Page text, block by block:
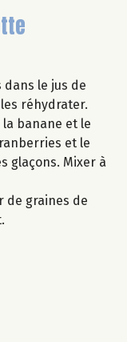
le jus de
réhydrater.
banane et le
et le
glaçons. Mixer à
de graines de